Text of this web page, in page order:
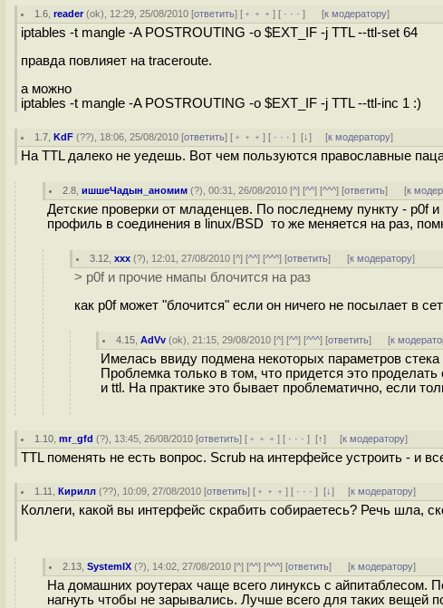
1.6 ,reader(ok), 12:29, 25/08/2010 [ответить] [ ﹢﹢﹢] [ · · ·] [к модератору]
iptables -t mangle -A POSTROUTING -o $EXT_IF -j TTL --ttl-set 64
правда повлияет на traceroute.
а можно
iptables -t mangle -A POSTROUTING -o $EXT_IF -j TTL --ttl-inc 1 :)
1.7 ,KdF (??), 18:06, 25/08/2010 [ответить] [ ﹢﹢﹢] [ · · ·][↓] [к модератору]
На TTL далеко не уедешь. Вот чем пользуются православные
2.8 ,ишшеЧадын_аномим (?), 00:31, 26/08/2010 [^] [^^] [^^^] [ответить] [к
Детские проверки от младенцев. По последнему пункту - p0f
профиль в соединения в linux/BSD то же меняется на раз,
3.12 ,ххх (?), 12:01, 27/08/2010 [^] [^^] [^^^] [ответить] [к модератору]
> p0f и прочие нмапы блочится на раз
как p0f может "блочится" если он ничего не посылает в
4.15 ,AdVv (ok), 21:15, 29/08/2010 [^] [^^] [^^^] [ответить] [к
Имелась ввиду подмена некоторых параметров
Проблемка только в том, что придется это
и ttl. На практике это бывает проблематично, если
1.10 ,mr_gfd (?), 13:45, 26/08/2010 [ответить] [ ﹢﹢﹢] [ · · ·][↑] [к модератору]
TTL поменять не есть вопрос. Scrub на интерфейсе устроить - и
1.11 ,Кирилл (??), 10:09, 27/08/2010 [ответить] [ ﹢﹢﹢] [ · · ·][↓] [к модератору]
Коллеги, какой вы интерфейс скрабить собираетесь? Речь шла,
2.13 ,SystemIX (?), 14:02, 27/08/2010 [^] [^^] [^^^] [ответить] [к модератору]
На домашних роутерах чаще всего линуксь с айпитаблесом.
нагнуть чтобы не зарывались. Лучше всего для таких вещей